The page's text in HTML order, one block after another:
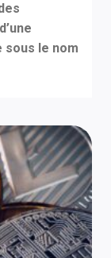
sous le nom